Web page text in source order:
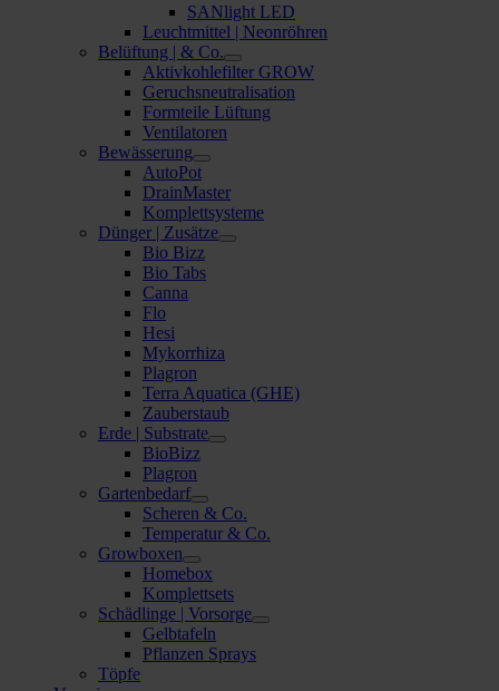
SANlight LED
Leuchtmittel | Neonröhren
Belüftung | & Co.
Aktivkohlefilter GROW
Geruchsneutralisation
Formteile Lüftung
Ventilatoren
Bewässerung
AutoPot
DrainMaster
Komplettsysteme
Dünger | Zusätze
Bio Bizz
Bio Tabs
Canna
Flo
Hesi
Mykorrhiza
Plagron
Terra Aquatica (GHE)
Zauberstaub
Erde | Substrate
BioBizz
Plagron
Gartenbedarf
Scheren & Co.
Temperatur & Co.
Growboxen
Homebox
Komplettsets
Schädlinge | Vorsorge
Gelbtafeln
Pflanzen Sprays
Töpfe